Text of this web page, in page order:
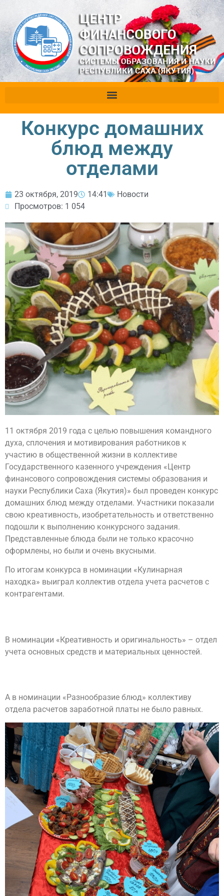
Конкурс домашних
блюд между
отделами
23 октября, 2019 14:41
Новости
Просмотров: 1 054
11 октября 2019 года с целью повышения командного
духа, сплочения и мотивирования работников к
участию в общественной жизни в коллективе
Государственного казенного учреждения «Центр
финансового сопровождения системы образования и
науки Республики Саха (Якутия)» был проведен конкурс
домашних блюд между отделами. Участники показали
свою креативность, изобретательность и ответственно
подошли к выполнению конкурсного задания.
Представленные блюда были не только красочно
оформлены, но были и очень вкусными.
По итогам конкурса в номинации «Кулинарная
находка» выиграл коллектив отдела учета расчетов с
контрагентами.
В номинации «Креативность и оригинальность» – отдел
учета основных средств и материальных ценностей.
А в номинации «Разнообразие блюд» коллективу
отдела расчетов заработной платы не было равных.